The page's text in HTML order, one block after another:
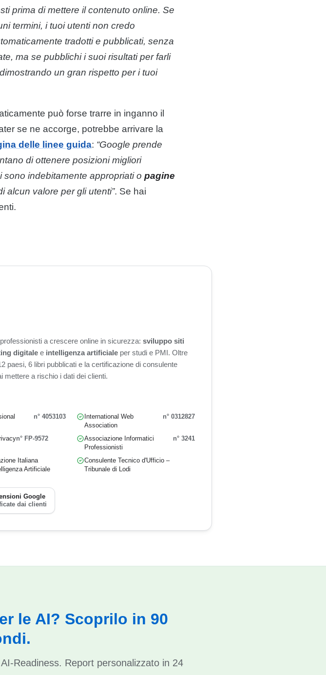
prima di mettere ilcontenuto online. Se
termini, i tuoi utenti non credo
tradotti e pubblicati, senza
ma se pubblichi i suoi risultati per farli
un gran rispetto per i tuoi
può forse trarre in inganno il
se ne accorge, potrebbe arrivare la
delle linee guida: “Google prende
di ottenere posizioni migliori
indebitamente appropriati o pagine
alcun valore per gli utenti”. Se hai
a crescere online in sicurezza: sviluppo siti
digitale e intelligenza artificiale per studi e PMI. Oltre
paesi, 6 libri pubblicati e la certificazione di consulente
mettere a rischio i dati dei clienti.
n° 4053103
International Web
Association
n° 0312827
n° FP-9572
Associazione Informatici
Professionisti
n° 3241
Italiana
Artificiale
Consulente Tecnico d'Ufficio –
Tribunale di Lodi
Google
dai clienti
le AI? Scoprilo in 90
Readiness. Report personalizzato in 24